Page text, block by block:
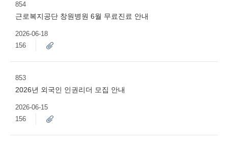
854
근로복지공단 창원병원 6월 무료진료 안내
2026-06-18
156
853
2026년 외국인 인권리더 모집 안내
2026-06-15
156